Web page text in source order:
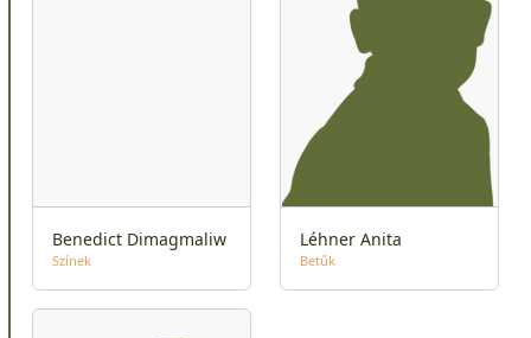
Benedict Dimagmaliw
Színek
Léhner Anita
Betűk